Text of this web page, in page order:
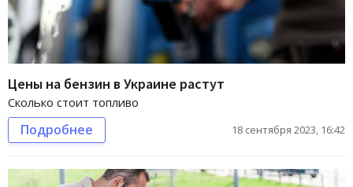
Цены на бензин в Украине растут
Сколько стоит топливо
Подробнее 18 сентября 2023, 16:42